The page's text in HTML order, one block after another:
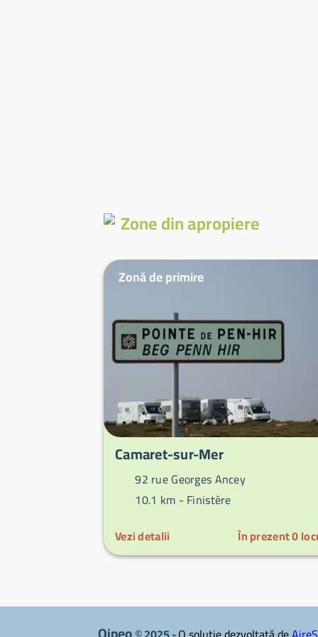
Zone din apropiere
Zonă de primire
Camaret-sur-Mer
92 rue Georges Ancey
10.1 km - Finistère
Vezi detalii
În prezent0